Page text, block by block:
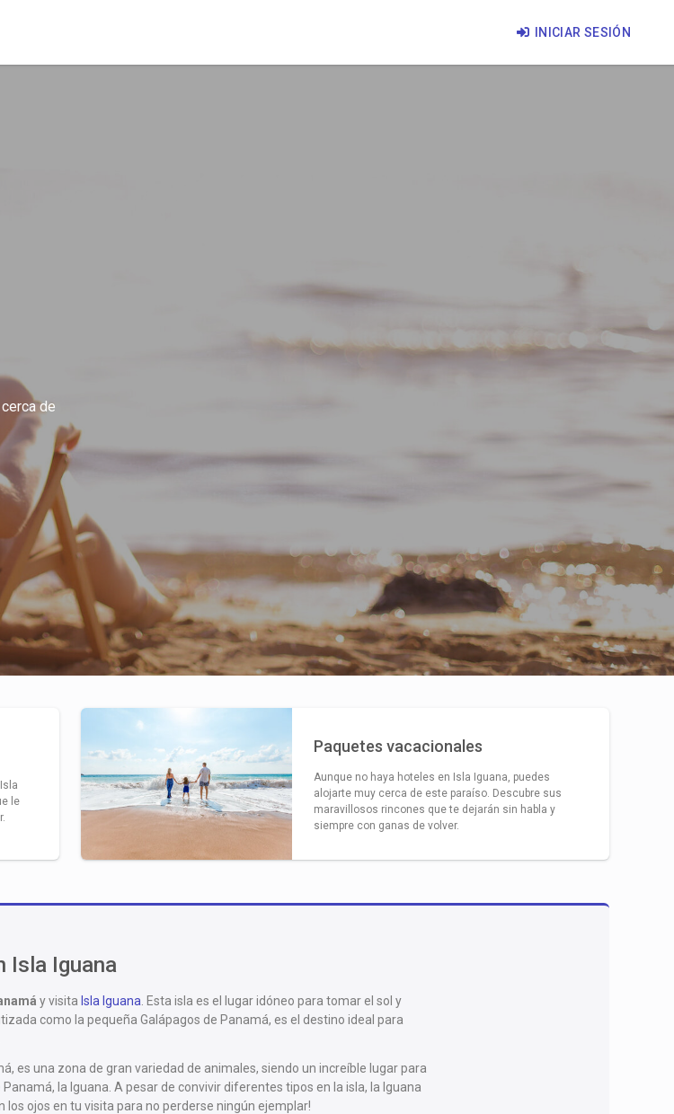
INICIAR SESIÓN
de
le
Paquetes vacacionales
Aunque no haya hoteles en Isla Iguana, puedes
alojarte muy cerca de este paraíso. Descubre sus
maravillosos rincones que te dejarán sin habla y
siempre con ganas de volver.
Isla Iguana
y visita Isla Iguana . Esta isla es el lugar idóneo para tomar el sol y
como la pequeña Galápagos de Panamá, es el destino ideal para
es una zona de gran variedad de animales, siendo un increíble lugar para
la Iguana. A pesar de convivir diferentes tipos en la isla, la Iguana
los ojos en tu visita para no perderse ningún ejemplar!